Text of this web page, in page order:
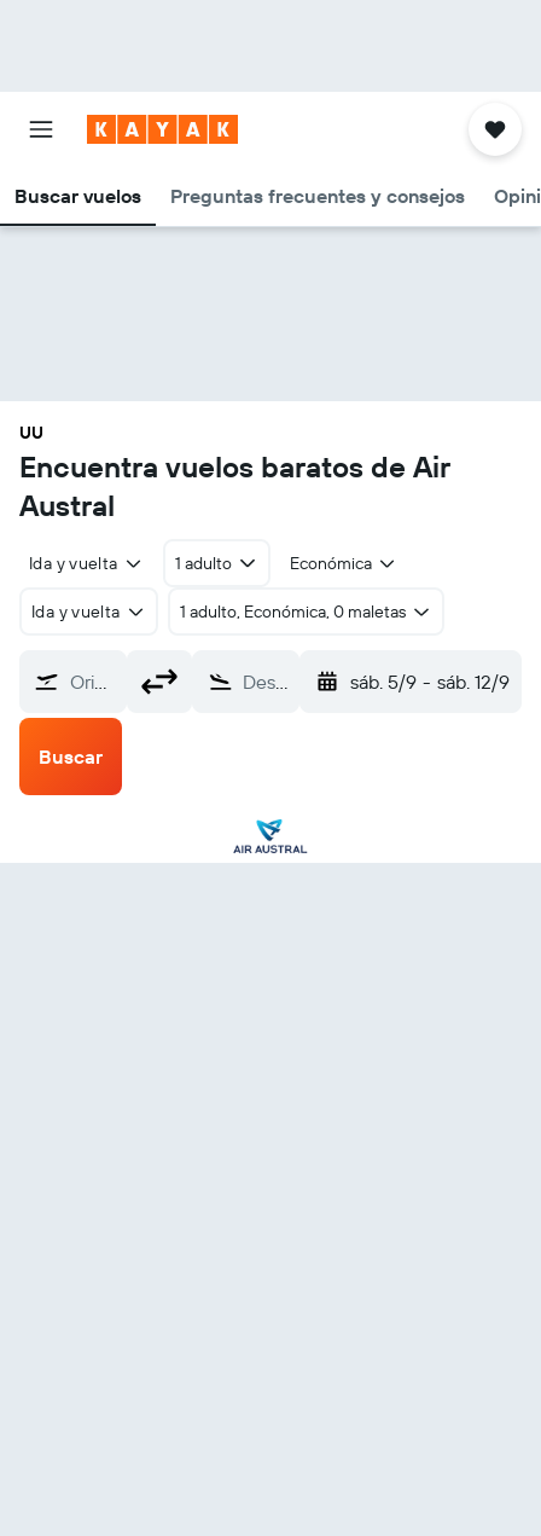
Buscar vuelos Preguntas frecuentes y consejos
UU
Encuentra vuelos baratos de Air
Austral
Ida y vuelta 1 adulto Económica
Ida y vuelta 1 adulto, Económica, 0 maletas
Origen Destino sáb. 5/9 - sáb. 12/9
Buscar